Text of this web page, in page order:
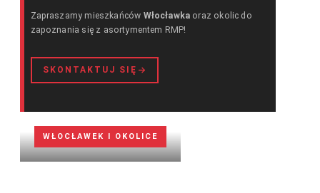
Zapraszamy mieszkańców Włocławka oraz okolic do
zapoznania się z asortymentem RMP!
SKONTAKTUJ SIĘ
WŁOCŁAWEK I OKOLICE